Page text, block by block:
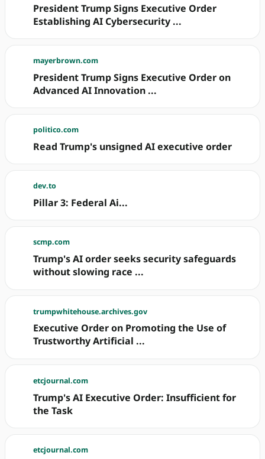
President Trump Signs Executive Order
Establishing AI Cybersecurity ...
mayerbrown.com
President Trump Signs Executive Order on
Advanced AI Innovation ...
politico.com
Read Trump's unsigned AI executive order
dev.to
Pillar 3: Federal Ai...
scmp.com
Trump's AI order seeks security safeguards
without slowing race ...
trumpwhitehouse.archives.gov
Executive Order on Promoting the Use of
Trustworthy Artificial ...
etcjournal.com
Trump's AI Executive Order: Insufficient for
the Task
etcjournal.com